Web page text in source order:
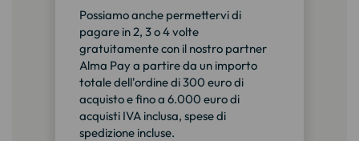
Possiamo anche permettervi di
pagare in 2, 3 o 4 volte
gratuitamente con il nostro partner
Alma Pay a partire da un importo
totale dell'ordine di 300 euro di
acquisto e fino a 6.000 euro di
acquisti IVA inclusa, spese di
spedizione incluse.